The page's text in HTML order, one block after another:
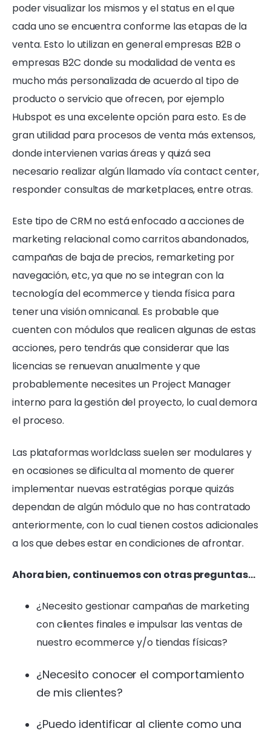
poder visualizar los mismos y el status en el que
cada uno se encuentra conforme las etapas de la
venta. Esto lo utilizan en general empresas B2B o
empresas B2C donde su modalidad de venta es
mucho más personalizada de acuerdo al tipo de
producto o servicio que ofrecen, por ejemplo
Hubspot es una excelente opción para esto. Es de
gran utilidad para procesos de venta más extensos,
donde intervienen varias áreas y quizá sea
necesario realizar algún llamado vía contact center,
responder consultas de marketplaces, entre otras.
Este tipo de CRM no está enfocado a acciones de
marketing relacional como carritos abandonados,
campañas de baja de precios, remarketing por
navegación, etc, ya que no se integran con la
tecnología del ecommerce y tienda física para
tener una visión omnicanal. Es probable que
cuenten con módulos que realicen algunas de estas
acciones, pero tendrás que considerar que las
licencias se renuevan anualmente y que
probablemente necesites un Project Manager
interno para la gestión del proyecto, lo cual demora
el proceso.
Las plataformas worldclass suelen ser modulares y
en ocasiones se dificulta al momento de querer
implementar nuevas estratégias porque quizás
dependan de algún módulo que no has contratado
anteriormente, con lo cual tienen costos adicionales
a los que debes estar en condiciones de afrontar.
Ahora bien, continuemos con otras preguntas…
¿Necesito gestionar campañas de marketing
con clientes finales e impulsar las ventas de
nuestro ecommerce y/o tiendas físicas?
¿Necesito conocer el comportamiento
de mis clientes?
¿Puedo identificar al cliente como una